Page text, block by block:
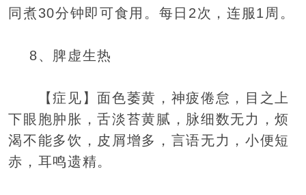
同煮30分钟即可食用。每日2次，连服1周。
8、脾虚生热
【症见】面色萎黄，神疲倦怠，目之上
下眼胞肿胀，舌淡苔黄腻，脉细数无力，烦
渴不能多饮，皮屑增多，言语无力，小便短
赤，耳鸣遗精。